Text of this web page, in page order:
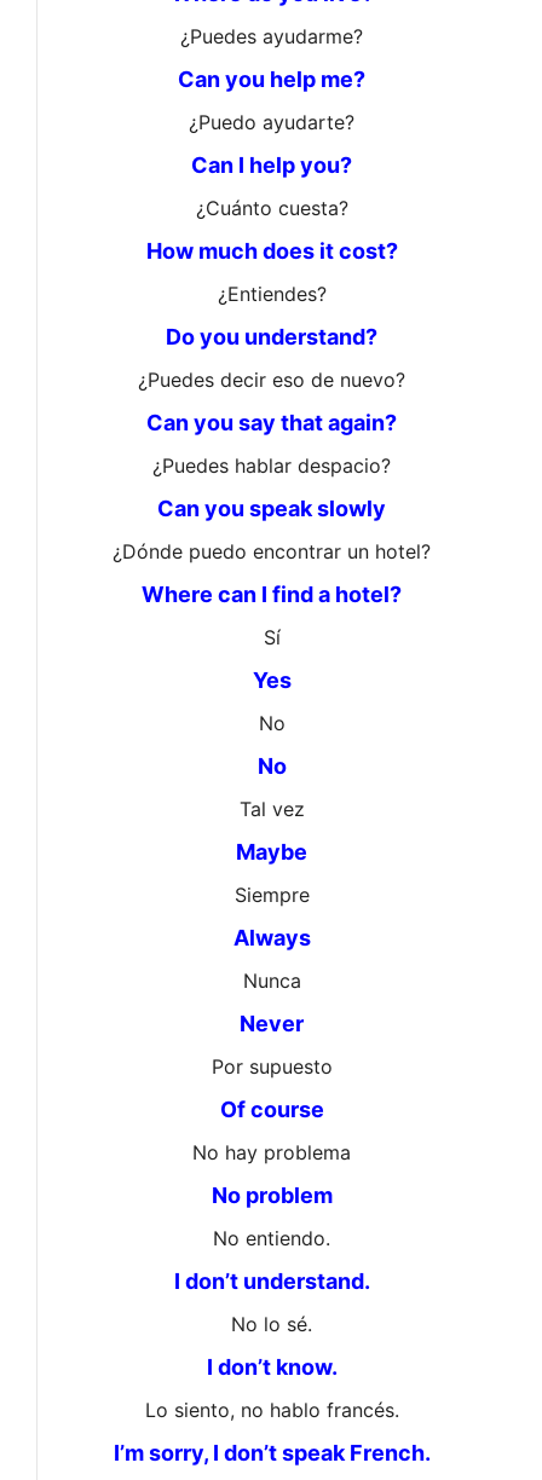
¿Puedes ayudarme?
Can you help me?
¿Puedo ayudarte?
Can I help you?
¿Cuánto cuesta?
How much does it cost?
¿Entiendes?
Do you understand?
¿Puedes decir eso de nuevo?
Can you say that again?
¿Puedes hablar despacio?
Can you speak slowly
¿Dónde puedo encontrar un hotel?
Where can I find a hotel?
Sí
Yes
No
No
Tal vez
Maybe
Siempre
Always
Nunca
Never
Por supuesto
Of course
No hay problema
No problem
No entiendo.
I don’t understand.
No lo sé.
I don’t know.
Lo siento, no hablo francés.
I’m sorry, I don’t speak French.